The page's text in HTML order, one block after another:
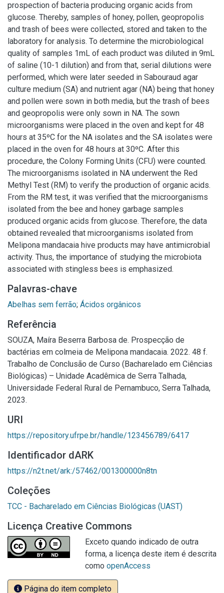
prospection of bacteria producing organic acids from
glucose. Thereby, samples of honey, pollen, geopropolis
and trash of bees were collected, stored and taken to the
laboratory for analysis. To determine the microbiological
quality of samples 1mL of each product was diluted in 9mL
of saline (10-1 dilution) and from that, serial dilutions were
performed, which were later seeded in Sabouraud agar
culture medium (SA) and nutrient agar (NA) being that honey
and pollen were sown in both media, but the trash of bees
and geopropolis were only sown in NA. The sown
microorganisms were placed in the oven and kept for 48
hours at 35ºC for the NA isolates and the SA isolates were
placed in the oven for 48 hours at 30ºC. After this
procedure, the Colony Forming Units (CFU) were counted.
The microorganisms isolated in NA underwent the Red
Methyl Test (RM) to verify the production of organic acids.
From the RM test, it was verified that the microorganisms
isolated from the bee and honey garbage samples
produced organic acids from glucose. Therefore, the data
obtained revealed that microorganisms isolated from
Melipona mandacaia hive products may have antimicrobial
activity. Thus, the importance of studying the microbiota
associated with stingless bees is emphasized.
Palavras-chave
Abelhas sem ferrão; Ácidos orgânicos
Referência
SOUZA, Maíra Beserra Barbosa de. Prospecção de
bactérias em colmeia de Melipona mandacaia. 2022. 48 f.
Trabalho de Conclusão de Curso (Bacharelado em Ciências
Biológicas) – Unidade Acadêmica de Serra Talhada,
Universidade Federal Rural de Pernambuco, Serra Talhada,
2023.
URI
https://repository.ufrpe.br/handle/123456789/6417
Identificador dARK
https://n2t.net/ark:/57462/001300000n8tn
Coleções
TCC - Bacharelado em Ciências Biológicas (UAST)
Licença Creative Commons
Exceto quando indicado de outra
forma, a licença deste item é descrita
como openAccess
Página do item completo